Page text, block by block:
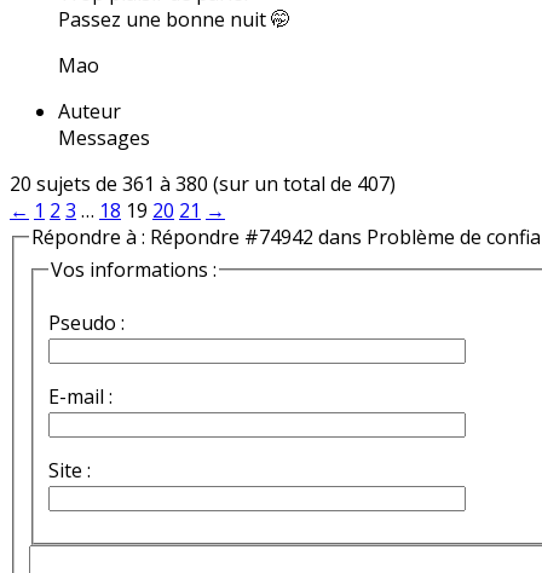
Passez une bonne nuit 🤭
Mao
Auteur
Messages
20 sujets de 361 à 380 (sur un total de 407)
← 1 2 3 … 18 19 20 21 →
Répondre à : Répondre #74942 dans Problème de
Vos informations :
Pseudo :
E-mail :
Site :